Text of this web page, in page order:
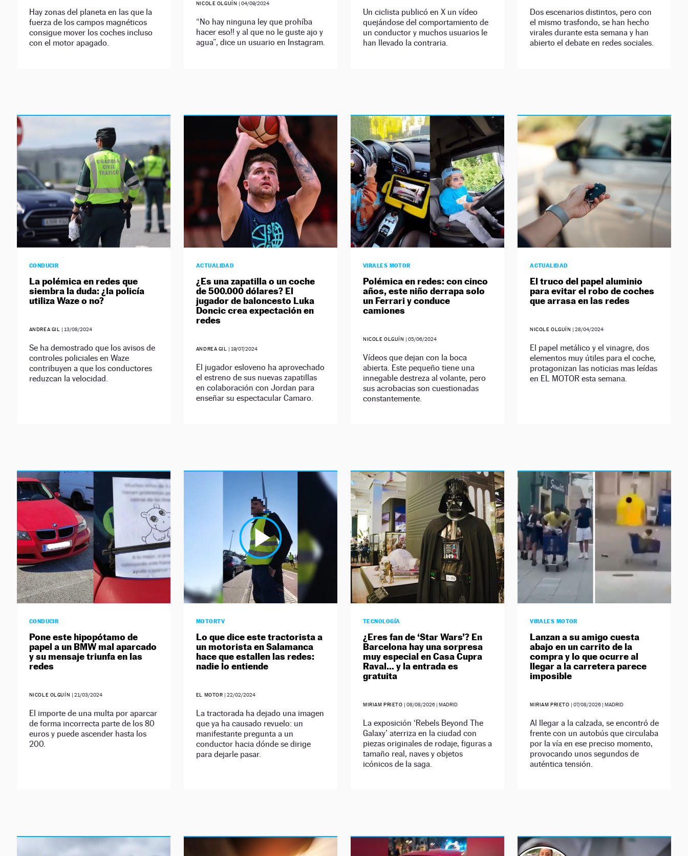
Hay zonas del planeta en las que la
fuerza de los campos magnéticos
consigue mover los coches incluso
con el motor apagado.
NICOLE OLGUÍN | 04/09/2024
“No hay ninguna ley que prohíba
hacer eso!! y al que no le guste ajo y
agua”, dice un usuario en Instagram.
Un ciclista publicó en X un vídeo
quejándose del comportamiento de
un conductor y muchos usuarios le
han llevado la contraria.
Dos escenarios distintos, pero con
el mismo trasfondo, se han hecho
virales durante esta semana y han
abierto el debate en redes sociales.
CONDUCIR
La polémica en redes que
siembra la duda: ¿la policía
utiliza Waze o no?
ANDREA GIL | 13/08/2024
Se ha demostrado que los avisos de
controles policiales en Waze
contribuyen a que los conductores
reduzcan la velocidad.
ACTUALIDAD
¿Es una zapatilla o un coche
de 500.000 dólares? El
jugador de baloncesto Luka
Doncic crea expectación en
redes
ANDREA GIL | 19/07/2024
El jugador esloveno ha aprovechado
el estreno de sus nuevas zapatillas
en colaboración con Jordan para
enseñar su espectacular Camaro.
VIRALES MOTOR
Polémica en redes: con cinco
años, este niño derrapa solo
un Ferrari y conduce
camiones
NICOLE OLGUÍN | 05/06/2024
Vídeos que dejan con la boca
abierta. Este pequeño tiene una
innegable destreza al volante, pero
sus acrobacias son cuestionadas
constantemente.
ACTUALIDAD
El truco del papel aluminio
para evitar el robo de coches
que arrasa en las redes
NICOLE OLGUÍN |28/04/2024
El papel metálico y el vinagre, dos
elementos muy útiles para el coche,
protagonizan las noticias mas leídas
en EL MOTOR esta semana.
CONDUCIR
Pone este hipopótamo de
papel a un BMW mal aparcado
y su mensaje triunfa en las
redes
NICOLE OLGUÍN | 21/03/2024
El importe de una multa por aparcar
de forma incorrecta parte de los 80
euros y puede ascender hasta los
200.
MOTORTV
Lo que dice este tractorista a
un motorista en Salamanca
hace que estallen las redes:
nadie lo entiende
EL MOTOR |22/02/2024
La tractorada ha dejado una imagen
que ya ha causado revuelo: un
manifestante pregunta a un
conductor hacia dónde se dirige
para dejarle pasar.
TECNOLOGÍA
¿Eres fan de ‘Star Wars’? En
Barcelona hay una sorpresa
muy especial en Casa Cupra
Raval… y la entrada es
gratuita
MIRIAM PRIETO | 08/08/2026| MADRID
La exposición ‘Rebels Beyond The
Galaxy’ aterriza en la ciudad con
piezas originales de rodaje, figuras a
tamaño real, naves y objetos
icónicos de la saga.
VIRALES MOTOR
Lanzan a su amigo cuesta
abajo en un carrito de la
compra y lo que ocurre al
llegar a la carretera parece
imposible
MIRIAM PRIETO |07/08/2026 | MADRID
Al llegar a la calzada, se encontró de
frente con un autobús que circulaba
por la vía en ese preciso momento,
provocando unos segundos de
auténtica tensión.